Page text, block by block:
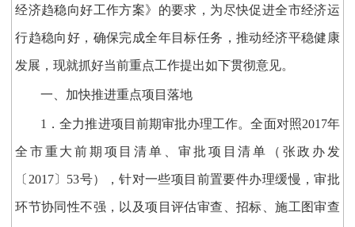
经济趋稳向好工作方案》的要求，为尽快促进全市经济运
行趋稳向好，确保完成全年目标任务，推动经济平稳健康
发展，现就抓好当前重点工作提出如下贯彻意见。
一、加快推进重点项目落地
1．全力推进项目前期审批办理工作。全面对照2017年
全市重大前期项目清单、审批项目清单（张政办发
〔2017〕53号），针对一些项目前置要件办理缓慢，审批
环节协同性不强，以及项目评估审查、招标、施工图审查